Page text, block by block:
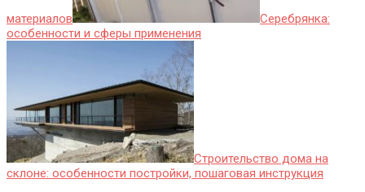
материалов
Серебрянка:
особенности и сферы применения
Строительство дома на
склоне: особенности постройки, пошаговая инструкция